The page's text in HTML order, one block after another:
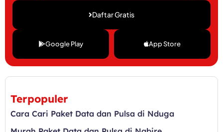
Daftar Gratis
Google Play App Store
Terpopuler
Cara Cari Paket Data dan Pulsa di Nduga